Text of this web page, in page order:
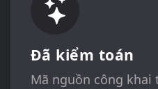
Đã kiểm toán
Mã nguồn công khai